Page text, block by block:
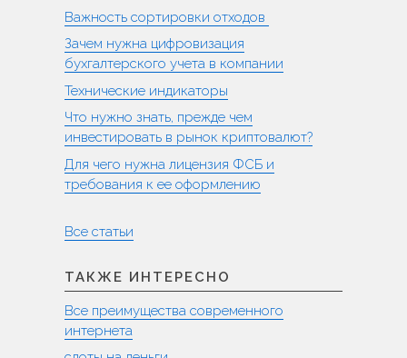
Важность сортировки отходов
Зачем нужна цифровизация
бухгалтерского учета в компании
Технические индикаторы
Что нужно знать, прежде чем
инвестировать в рынок криптовалют?
Для чего нужна лицензия ФСБ и
требования к ее оформлению
Все статьи
ТАКЖЕ ИНТЕРЕСНО
Все преимущества современного
интернета